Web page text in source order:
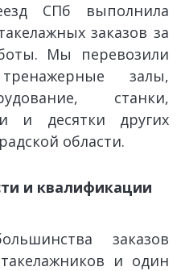
СПб выполнила
заказов за
Мы перевозили
залы,
станки,
и десятки других
области.
и квалификации
заказов
и один